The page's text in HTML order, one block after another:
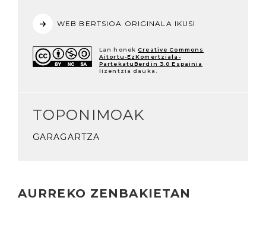
WEB BERTSIOA ORIGINALA IKUSI
Lan honek Creative Commons
Aitortu-EzKomertziala-
PartekatuBerdin 3.0 Espainia
lizentzia dauka.
TOPONIMOAK
GARAGARTZA
AURREKO ZENBAKIETAN